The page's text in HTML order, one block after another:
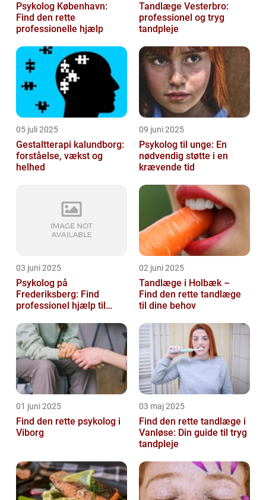
Psykolog København:
Find den rette
professionelle hjælp
Tandlæge Vesterbro:
professionel og tryg
tandpleje
05 juli 2025
Gestaltterapi kalundborg:
forståelse, vækst og
helhed
09 juni 2025
Psykolog til unge: En
nødvendig støtte i en
krævende tid
03 juni 2025
Psykolog på
Frederiksberg: Find
professionel hjælp til
02 juni 2025
Tandlæge i Holbæk –
Find den rette tandlæge
til dine behov
01 juni 2025
Find den rette psykolog i
Viborg
03 maj 2025
Find den rette tandlæge i
Vanløse: Din guide til tryg
tandpleje